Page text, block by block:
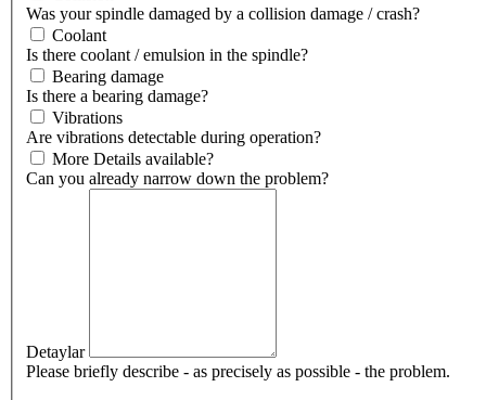
Was your spindle damaged by a collision damage / crash?
Coolant
Is there coolant / emulsion in the spindle?
Bearing damage
Is there a bearing damage?
Vibrations
Are vibrations detectable during operation?
More Details available?
Can you already narrow down the problem?
Detaylar
Please briefly describe - as precisely as possible - the problem.